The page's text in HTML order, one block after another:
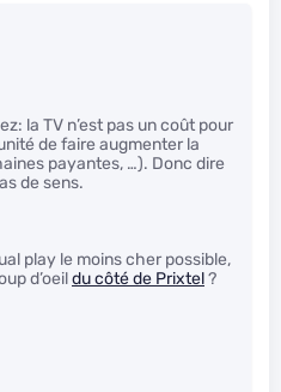
la TV n’est pas un coût pour
de faire augmenter la
payantes, …). Donc dire
de sens.
play le moins cher possible,
d’oeildu côté de Prixtel?